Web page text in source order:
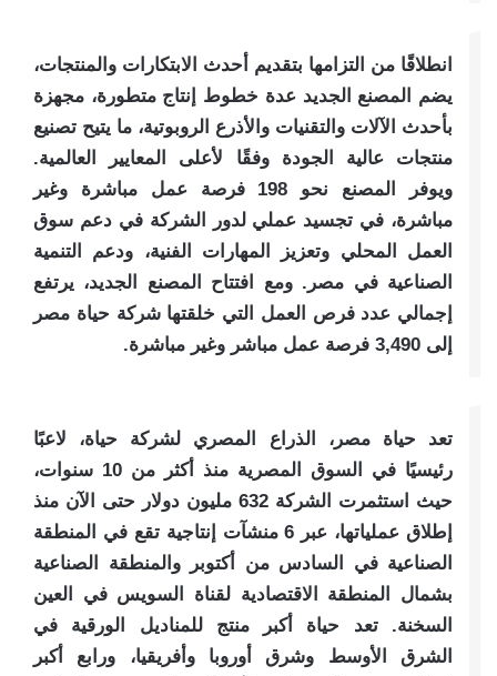
انطلاقًا من التزامها بتقديم أحدث الابتكارات والمنتجات،
يضم المصنع الجديد عدة خطوط إنتاج متطورة، مجهزة
بأحدث الآلات والتقنيات والأذرع الروبوتية، ما يتيح تصنيع
منتجات عالية الجودة وفقًا لأعلى المعايير العالمية.
ويوفر المصنع نحو 198 فرصة عمل مباشرة وغير
مباشرة، في تجسيد عملي لدور الشركة في دعم سوق
العمل المحلي وتعزيز المهارات الفنية، ودعم التنمية
الصناعية في مصر. ومع افتتاح المصنع الجديد، يرتفع
إجمالي عدد فرص العمل التي خلقتها شركة حياة مصر
إلى 3,490 فرصة عمل مباشر وغير مباشرة.
تعد حياة مصر، الذراع المصري لشركة حياة، لاعبًا
رئيسيًا في السوق المصرية منذ أكثر من 10 سنوات،
حيث استثمرت الشركة 632 مليون دولار حتى الآن منذ
إطلاق عملياتها، عبر 6 منشآت إنتاجية تقع في المنطقة
الصناعية في السادس من أكتوبر والمنطقة الصناعية
بشمال المنطقة الاقتصادية لقناة السويس في العين
السخنة. تعد حياة أكبر منتج للمناديل الورقية في
الشرق الأوسط وشرق أوروبا وأفريقيا، ورابع أكبر